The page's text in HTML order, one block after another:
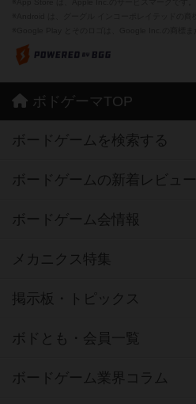
ボドゲーマTOP
ボードゲームを検索する
ボードゲームの新着レビュー
ボードゲーム会情報
メカニクス特集
掲示板・トピックス
ボドとも・会員一覧
ボードゲーム業界コラム